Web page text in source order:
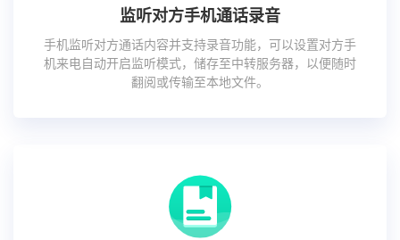
监听对方手机通话录音
手机监听对方通话内容并支持录音功能，可以设置对方手
机来电自动开启监听模式，储存至中转服务器，以便随时
翻阅或传输至本地文件。